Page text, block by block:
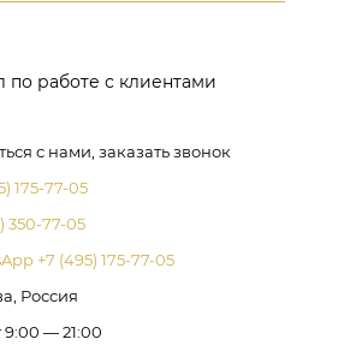
по работе с клиентами
с нами, заказать звонок
175-77-05
350-77-05
+7 (495) 175-77-05
Россия
— 21:00